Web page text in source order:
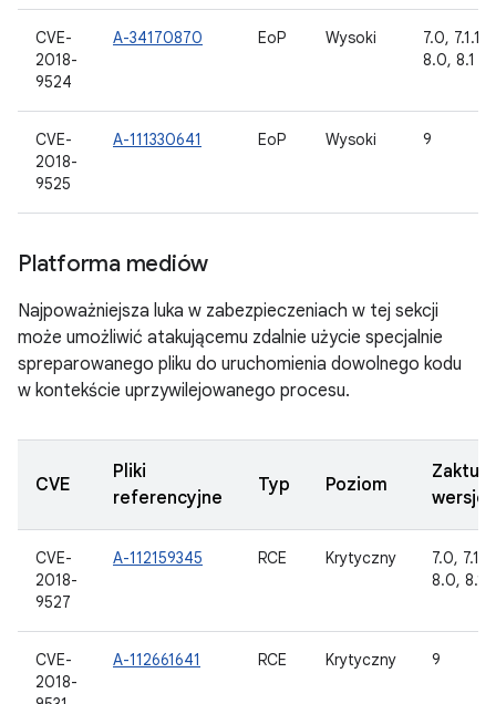
CVE-
2018-
9524
A-34170870 EoP Wysoki
7.0, 7.1.1,
8.0, 8.1
CVE-
2018-
9525
A-111330641 EoP Wysoki 9
Platforma mediów
Najpoważniejsza luka w zabezpieczeniach w tej sekcji
może umożliwić atakującemu zdalnie użycie specjalnie
spreparowanego pliku do uruchomienia dowolnego kodu
w kontekście uprzywilejowanego procesu.
CVE
Pliki
referencyjne
Typ Poziom
wersje
CVE-
2018-
9527
A-112159345 RCE Krytyczny
7.0,
8.0, 8.1,
CVE-
2018-
A-112661641 RCE Krytyczny 9